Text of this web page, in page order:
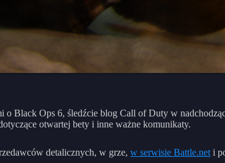
o Black Ops 6, śledźcie blog Call of Duty w
otwartej bety i inne ważne komunikaty.
detalicznych, w grze, w serwisie Battle.net i